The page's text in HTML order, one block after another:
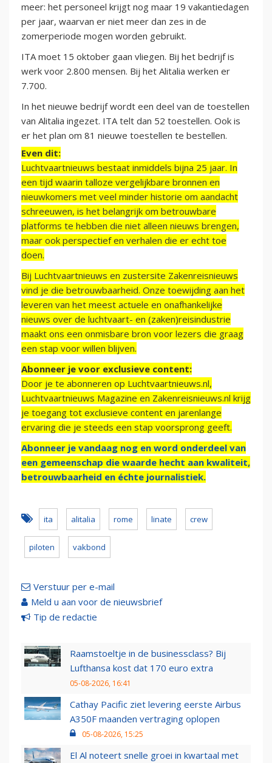
meer: het personeel krijgt nog maar 19 vakantiedagen
per jaar, waarvan er niet meer dan zes in de
zomerperiode mogen worden gebruikt.
ITA moet 15 oktober gaan vliegen. Bij het bedrijf is
werk voor 2.800 mensen. Bij het Alitalia werken er
7.700.
In het nieuwe bedrijf wordt een deel van de toestellen
van Alitalia ingezet. ITA telt dan 52 toestellen. Ook is
er het plan om 81 nieuwe toestellen te bestellen.
Even dit:
Luchtvaartnieuws bestaat inmiddels bijna 25 jaar. In
een tijd waarin talloze vergelijkbare bronnen en
nieuwkomers met veel minder historie om aandacht
schreeuwen, is het belangrijk om betrouwbare
platforms te hebben die niet alleen nieuws brengen,
maar ook perspectief en verhalen die er echt toe
doen.
Bij Luchtvaartnieuws en zustersite Zakenreisnieuws
vind je die betrouwbaarheid. Onze toewijding aan het
leveren van het meest actuele en onafhankelijke
nieuws over de luchtvaart- en (zaken)reisindustrie
maakt ons een onmisbare bron voor lezers die graag
een stap voor willen blijven.
Abonneer je voor exclusieve content:
Door je te abonneren op Luchtvaartnieuws.nl,
Luchtvaartnieuws Magazine en Zakenreisnieuws.nl krijg
je toegang tot exclusieve content en jarenlange
ervaring die je steeds een stap voorsprong geeft.
Abonneer je vandaag nog en word onderdeel van
een gemeenschap die waarde hecht aan kwaliteit,
betrouwbaarheid en échte journalistiek.
ita alitalia rome linate crew
piloten vakbond
Verstuur per e-mail
Meld u aan voor de nieuwsbrief
Tip de redactie
Raamstoeltje in de businessclass? Bij
Lufthansa kost dat 170 euro extra
05-08-2026, 16:41
Cathay Pacific ziet levering eerste Airbus
A350F maanden vertraging oplopen
05-08-2026, 15:25
El Al noteert snelle groei in kwartaal met